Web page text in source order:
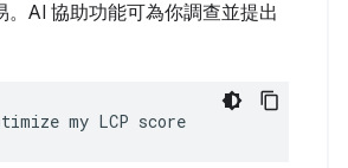
。AI 協助功能可為你調查並提出
my LCP score